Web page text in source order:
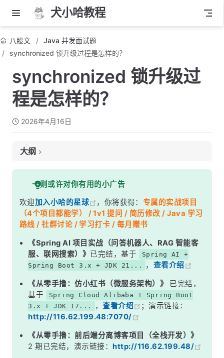
犬小哈教程
八股文
Java 并发面试题
synchronized 锁升级过程是怎样的？
synchronized 锁升级过
程是怎样的？
2026年4月16日
大纲
面试考察点
核心答案
深度解析
一、对象头与 Mark Word
二、锁升级完整流程
三、为什么锁只升不降？
五、JDK 15 废弃偏向锁
面试高频追问
记忆口诀
一则或许对你有用的小广告
欢迎加入小哈的星球 ，你将获得： 专属的实战项目
（4个项目都能学） / 1v1 提问 / 简历修改 / Java 学习
路线 / 社群讨论 / 学习打卡 / 每月赠书
《Spring AI 项目实战（问答机器人、RAG 智能客
服、联网搜索）》 已完结，基于
Spring AI +
Spring Boot 3.x + JDK 21...
， 查看介绍
《从零手撸：仿小红书（微服务架构）》
已完结，
基于
Spring Cloud Alibaba + Spring Boot
3.x + JDK 17...
，查看介绍
；演示链接：
http://116.62.199.48:7070/
《从零手撸：前后端分离博客项目（全栈开发）》
2 期已完结，演示链接：http://116.62.199.48/